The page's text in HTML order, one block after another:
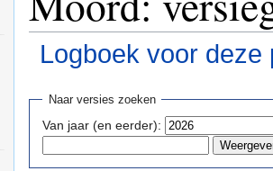
Logboek voor deze
Naar versies zoeken
Van jaar (en eerder):